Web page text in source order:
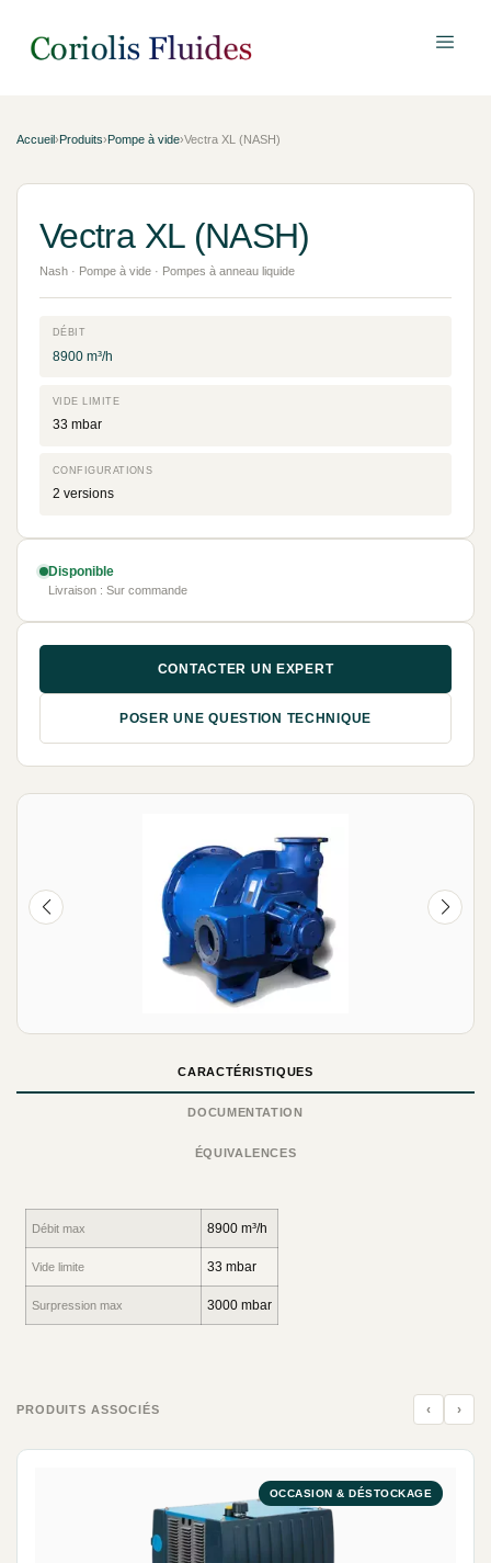
Accueil›Produits›Pompe à vide›Vectra XL (NASH)
CARACTÉRISTIQUES
DOCUMENTATION
ÉQUIVALENCES
Débit max 8900 m³/h
Vide limite 33 mbar
Surpression max 3000 mbar
PRODUITS ASSOCIÉS ‹ ›
OCCASION & DÉSTOCKAGE
Vectra XL (NASH)
Nash · Pompe à vide · Pompes à anneau liquide
DÉBIT
8900 m³/h
VIDE LIMITE
33 mbar
CONFIGURATIONS
2 versions
Disponible
Livraison : Sur commande
CONTACTER UN EXPERT
POSER UNE QUESTION TECHNIQUE